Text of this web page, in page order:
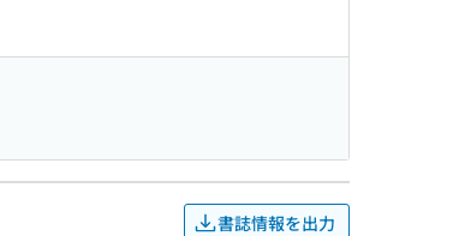
書誌情報を出力